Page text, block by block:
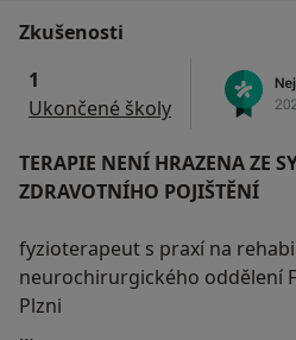
Zkušenosti
1
Ukončené školy
TERAPIE NENÍ HRAZENA ZE
ZDRAVOTNÍHO POJIŠTĚNÍ
fyzioterapeut s praxí na
neurochirurgického oddělení
Plzni